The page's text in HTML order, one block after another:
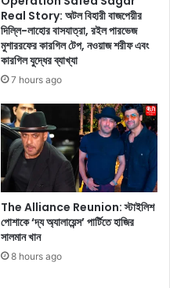
Real Story: অটল বিহারী বাজপেয়ীর
দিল্লি-লাহোর বাসযাত্রা, রইল পারভেজ
মুশাররফের কারগিল টেপ, নওয়াজ শরীফ এবং
কারগিল যুদ্ধের ব্যাখ্যা
7 hours ago
The Alliance Reunion: স্টাইলিশ
পোশাকে ‘দ্য অ্যালায়েন্স’ পার্টিতে হাজির
সালমান খান
8 hours ago